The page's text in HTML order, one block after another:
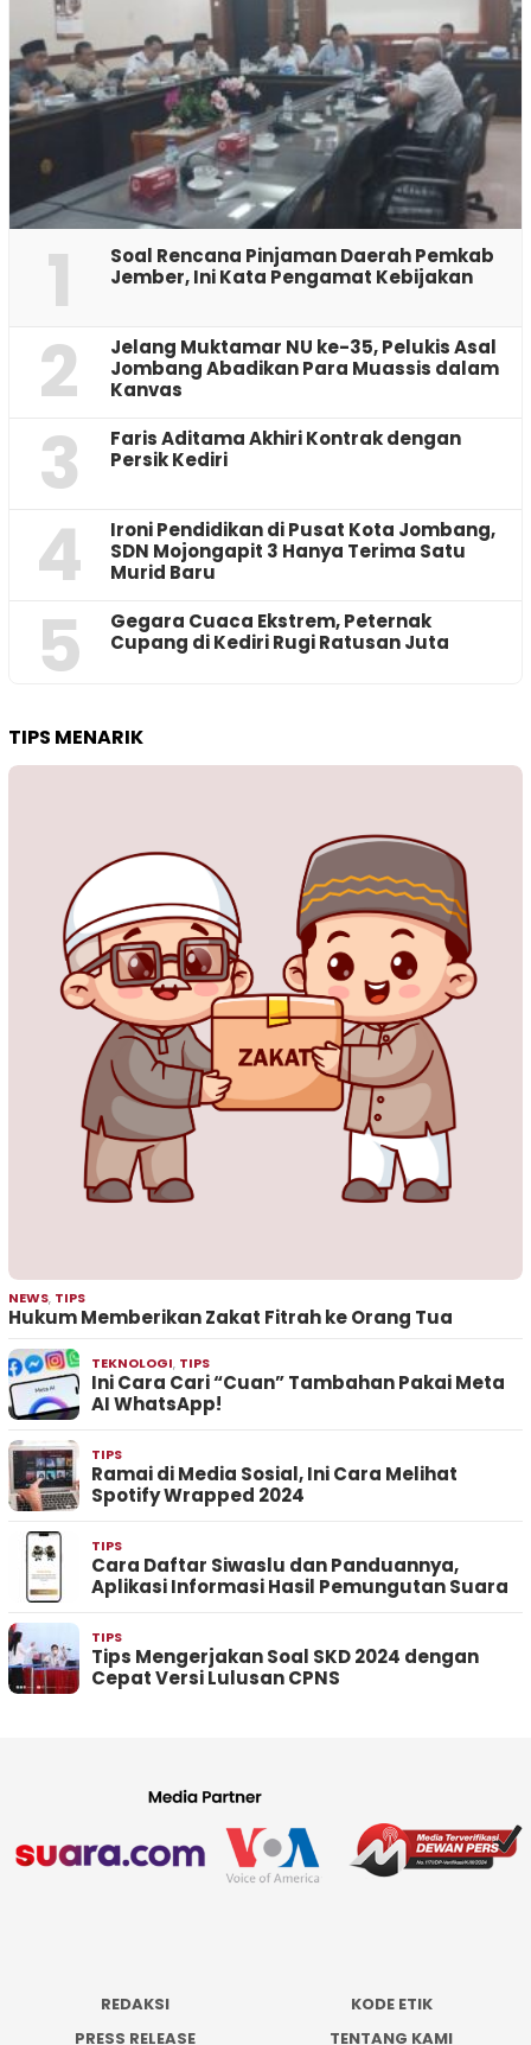
1
‎Soal Rencana Pinjaman Daerah Pemkab
Jember, Ini Kata Pengamat Kebijakan ‎
2
Jelang Muktamar NU ke-35, Pelukis Asal
Jombang Abadikan Para Muassis dalam
Kanvas
3
Faris Aditama Akhiri Kontrak dengan
Persik Kediri
4
Ironi Pendidikan di Pusat Kota Jombang,
SDN Mojongapit 3 Hanya Terima Satu
Murid Baru
5
‎Gegara Cuaca Ekstrem, Peternak
Cupang di Kediri Rugi Ratusan Juta
TIPS MENARIK
NEWS, TIPS
Hukum Memberikan Zakat Fitrah ke Orang Tua
TEKNOLOGI, TIPS
Ini Cara Cari “Cuan” Tambahan Pakai Meta
AI WhatsApp!
TIPS
Ramai di Media Sosial, Ini Cara Melihat
Spotify Wrapped 2024
TIPS
Cara Daftar Siwaslu dan Panduannya,
Aplikasi Informasi Hasil Pemungutan Suara
TIPS
Tips Mengerjakan Soal SKD 2024 dengan
Cepat Versi Lulusan CPNS
REDAKSI
KODE ETIK
PRESS RELEASE
TENTANG KAMI